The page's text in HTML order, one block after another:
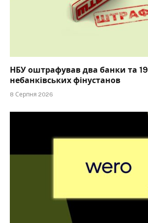
НБУ оштрафував два банки та 19
небанківських фінустанов
8 Серпня 2026